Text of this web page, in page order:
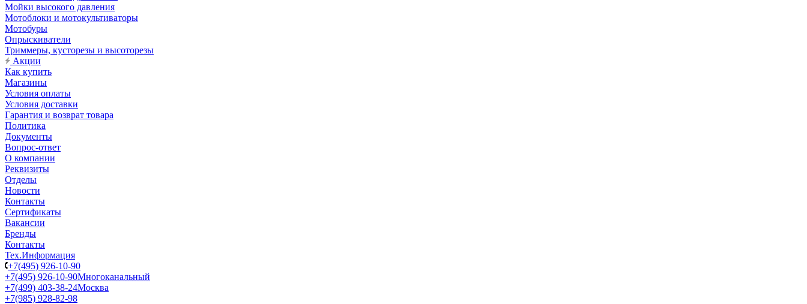
Мойки высокого давления
Мотоблоки и мотокультиваторы
Мотобуры
Опрыскиватели
Триммеры, кусторезы и высоторезы
Акции
Как купить
Магазины
Условия оплаты
Условия доставки
Гарантия и возврат товара
Политика
Документы
Вопрос-ответ
О компании
Реквизиты
Отделы
Новости
Контакты
Сертификаты
Вакансии
Бренды
Контакты
Тех.Информация
+7(495) 926-10-90
+7(495) 926-10-90Многоканальный
+7(499) 403-38-24Москва
+7(985) 928-82-98